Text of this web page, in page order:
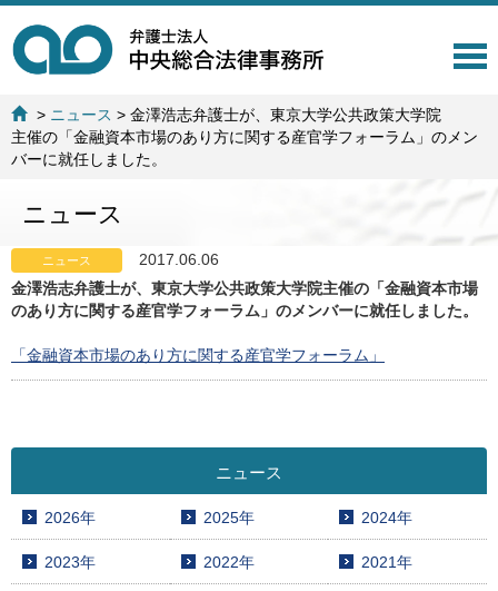
T
l
a
> ニュース >金澤浩志弁護士が、東京大学公共政策大学院
主催の「金融資本市場のあり方に関する産官学フォーラム」のメン
バーに就任しました。
ニュース
ニュース
2017.06.06
金澤浩志弁護士が、東京大学公共政策大学院主催の「金融資本市場
のあり方に関する産官学フォーラム」のメンバーに就任しました。
「金融資本市場のあり方に関する産官学フォーラム」
ニュース
2026年 2025年 2024年
2023年 2022年 2021年